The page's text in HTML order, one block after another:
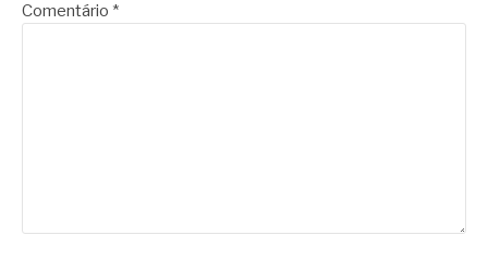
Comentário *